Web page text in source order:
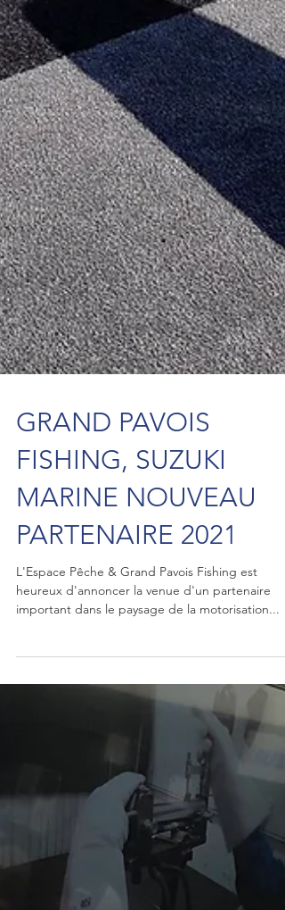
GRAND PAVOIS
FISHING, SUZUKI
MARINE NOUVEAU
PARTENAIRE 2021
heureux d'annoncer la venue d'un partenaire
important dans le paysage de la motorisation...